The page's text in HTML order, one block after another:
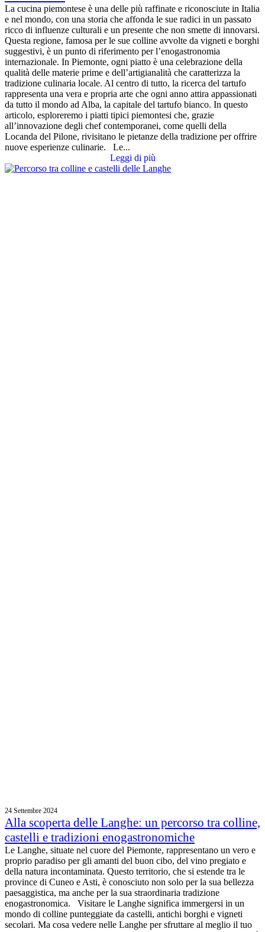
La cucina piemontese è una delle più raffinate e riconosciute in Italia
e nel mondo, con una storia che affonda le sue radici in un passato
ricco di influenze culturali e un presente che non smette di innovarsi.
Questa regione, famosa per le sue colline avvolte da vigneti e borghi
suggestivi, è un punto di riferimento per l’enogastronomia
internazionale. In Piemonte, ogni piatto è una celebrazione della
qualità delle materie prime e dell’artigianalità che caratterizza la
tradizione culinaria locale. Al centro di tutto, la ricerca del tartufo
rappresenta una vera e propria arte che ogni anno attira appassionati
da tutto il mondo ad Alba, la capitale del tartufo bianco. In questo
articolo, esploreremo i piatti tipici piemontesi che, grazie
all’innovazione degli chef contemporanei, come quelli della
Locanda del Pilone, rivisitano le pietanze della tradizione per offrire
nuove esperienze culinarie. Le...
Leggi di più
24 Settembre 2024
Alla scoperta delle Langhe: un percorso tra colline,
castelli e tradizioni enogastronomiche
Le Langhe, situate nel cuore del Piemonte, rappresentano un vero e
proprio paradiso per gli amanti del buon cibo, del vino pregiato e
della natura incontaminata. Questo territorio, che si estende tra le
province di Cuneo e Asti, è conosciuto non solo per la sua bellezza
paesaggistica, ma anche per la sua straordinaria tradizione
enogastronomica. Visitare le Langhe significa immergersi in un
mondo di colline punteggiate da castelli, antichi borghi e vigneti
secolari. Ma cosa vedere nelle Langhe per sfruttare al meglio il tuo